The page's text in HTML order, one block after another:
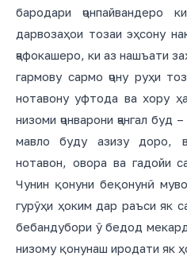
бародари ҷонпайвандеро
дарвозаҳои тозаи эҳсону
ҷафокашеро, ки аз нашъати
гармову сармо ҷону руҳи
нотавону уфтода ва хору
низоми ҷонварони ҷангал буд
мавло буду азизу доро,
нотавон, овора ва гадойи
Чунин қонуни беқонунӣ
гурӯҳи ҳоким дар раъси як
бебандубори ӯ бедод
низому қонунаш иродати як